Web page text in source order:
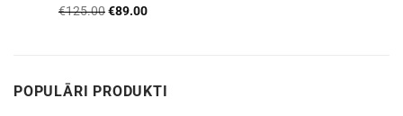
€125.00Original
€89.00Current
POPULĀRI PRODUKTI